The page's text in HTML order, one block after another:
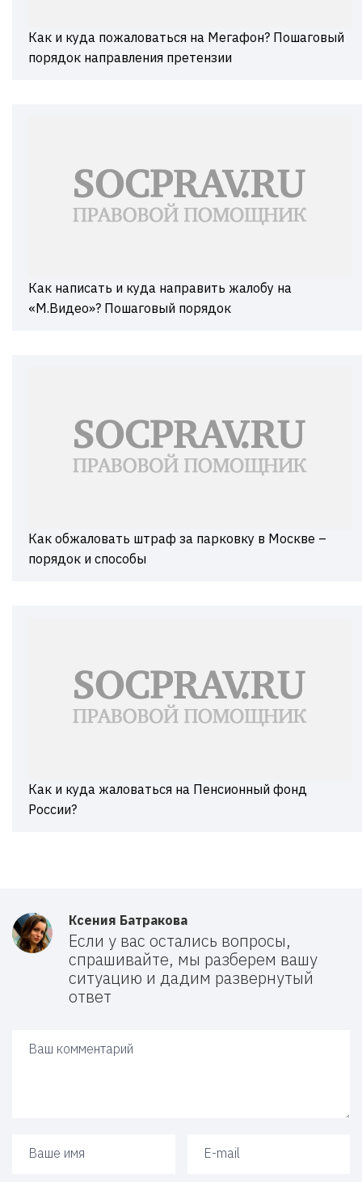
Как и куда пожаловаться на Мегафон? Пошаговый
порядок направления претензии
Как написать и куда направить жалобу на
«М.Видео»? Пошаговый порядок
Как обжаловать штраф за парковку в Москве –
порядок и способы
Как и куда жаловаться на Пенсионный фонд
России?
Ксения Батракова
Если у вас остались вопросы,
спрашивайте, мы разберем вашу
ситуацию и дадим развернутый
ответ